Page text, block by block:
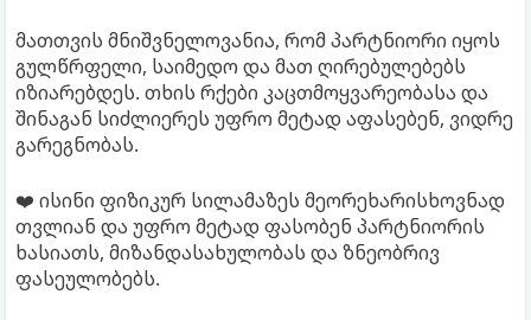
მათთვის მნიშვნელოვანია, რომ პარტნიორი იყოს
გულწრფელი, საიმედო და მათ ღირებულებებს
იზიარებდეს. თხის რქები კაცთმოყვარეობასა და
შინაგან სიძლიერეს უფრო მეტად აფასებენ, ვიდრე
გარეგნობას.
❤️ ისინი ფიზიკურ სილამაზეს მეორეხარისხოვნად
თვლიან და უფრო მეტად ფასობენ პარტნიორის
ხასიათს, მიზანდასახულობას და ზნეობრივ
ფასეულობებს.